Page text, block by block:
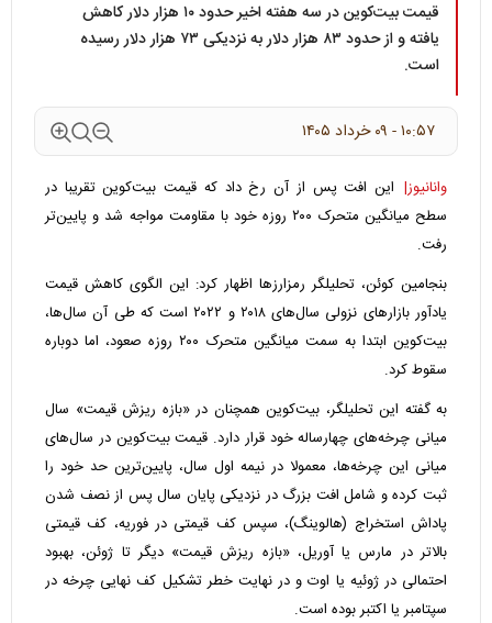
قیمت بیت‌کوین در سه هفته‌ اخیر حدود ۱۰ هزار دلار کاهش
یافته و از حدود ۸۳ هزار دلار به نزدیکی ۷۳ هزار دلار رسیده
است.
۱۰:۵۷ - ۰۹ خرداد ۱۴۰۵
وانانیوز| این افت پس از آن رخ داد که قیمت بیت‌کوین تقریبا در
سطح میانگین متحرک ۲۰۰ روزه خود با مقاومت مواجه شد و پایین‌تر
رفت.
بنجامین کوئن، تحلیلگر رمزارزها اظهار کرد: این الگوی کاهش قیمت
یادآور بازارهای نزولی سال‌های ۲۰۱۸ و ۲۰۲۲ است که طی آن سال‌ها،
بیت‌کوین ابتدا به سمت میانگین متحرک ۲۰۰ روزه صعود، اما دوباره
سقوط کرد.
به گفته‌ این تحلیلگر، بیت‌کوین همچنان در «بازه ریزش قیمت» سال
میانی چرخه‌های چهارساله‌ خود قرار دارد. قیمت بیت‌کوین در سال‌های
میانی این چرخه‌ها، معمولا در نیمه‌ اول سال، پایین‌ترین حد خود را
ثبت کرده و شامل افت بزرگ در نزدیکی پایان سال پس از نصف‌ شدن
پاداش استخراج (هالوینگ)، سپس کف قیمتی در فوریه، کف قیمتی
بالاتر در مارس یا آوریل، «بازه ریزش قیمت» دیگر تا ژوئن، بهبود
احتمالی در ژوئیه یا اوت و در نهایت خطر تشکیل کف نهایی چرخه در
سپتامبر یا اکتبر بوده است.